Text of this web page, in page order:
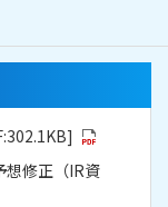
想修正（IR資